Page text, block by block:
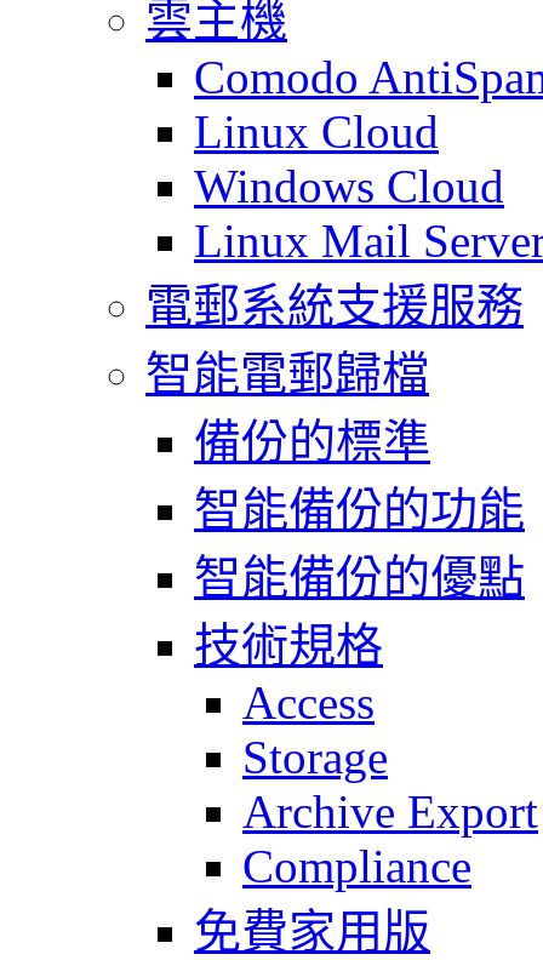
雲主機
Comodo
Linux Cloud
Windows Cloud
Linux Mail
電郵系統支援服務
智能電郵歸檔
備份的標準
智能備份的功能
智能備份的優點
技術規格
Access
Storage
Archive Export
Compliance
免費家用版